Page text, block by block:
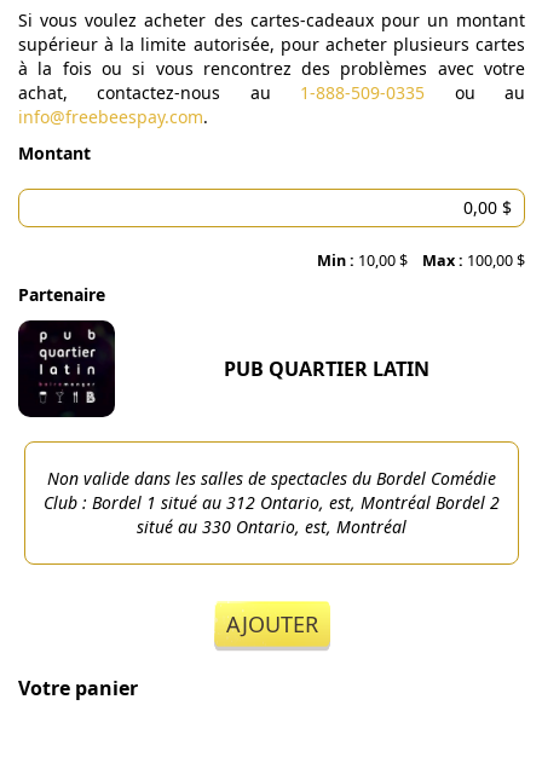
Si vous voulez acheter des cartes-cadeaux pour un montant
supérieur à la limite autorisée, pour acheter plusieurs cartes
à la fois ou si vous rencontrez des problèmes avec votre
achat, contactez-nous au 1-888-509-0335 ou au
info@freebeespay.com.
Montant
Min : 10,00 $ Max : 100,00 $
Partenaire
PUB QUARTIER LATIN
Non valide dans les salles de spectacles du Bordel Comédie
Club : Bordel 1 situé au 312 Ontario, est, Montréal Bordel 2
situé au 330 Ontario, est, Montréal
AJOUTER
Votre panier